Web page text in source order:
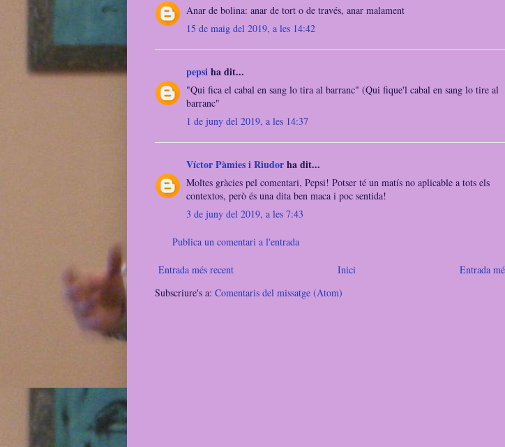
Anar de bolina: anar de tort o de través, anar malament
15 de maig del 2019, a les 14:42
pepsiha dit...
"Qui fica el cabal en sang lo tira al barranc" (Qui fique'l cabal en sang lo tire al
barranc"
1 de juny del 2019, a les 14:37
Víctor Pàmies i Riudorha dit...
Moltes gràcies pel comentari, Pepsi! Potser té un matís no aplicable a tots els
contextos, però és una dita ben maca i poc sentida!
3 de juny del 2019, a les 7:43
Publica un comentari a l'entrada
Entrada més recent Entrada
Inici
Subscriure's a: Comentaris del missatge (Atom)